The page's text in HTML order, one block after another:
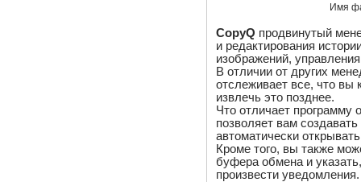
Имя
CopyQ продвинутый
и редактирования
изображений,
В отличии от других
отслеживает все, что вы
извлечь это позднее.
Что отличает программу
позволяет вам
автоматически
Кроме того, вы также
буфера обмена и
произвести уведомления.